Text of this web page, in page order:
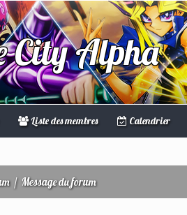
Alpha
Liste des membres Calendrier
/ Message du forum